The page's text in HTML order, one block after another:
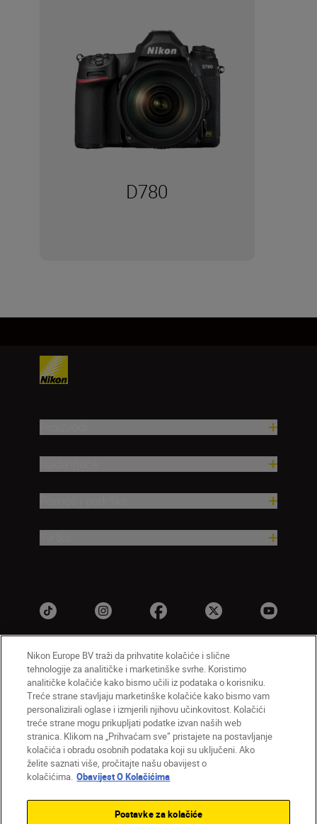
D780
HR Nikon Sites
Obratite nam se
Obavijest o zaštiti privatnosti
Uvjeti upotrebe
Obavijest o kolačićima
Postavke kolačića
© 2026 Nikon
Back to top
Nikon Europe BV traži da prihvatite kolačiće i slične
tehnologije za analitičke i marketinške svrhe. Koristimo
analitičke kolačiće kako bismo učili iz podataka o korisniku.
Treće strane stavljaju marketinške kolačiće kako bismo vam
personalizirali oglase i izmjerili njihovu učinkovitost. Kolačići
treće strane mogu prikupljati podatke izvan naših web
stranica. Klikom na „Prihvaćam sve” pristajete na postavljanje
kolačića i obradu osobnih podataka koji su uključeni. Ako
želite saznati više, pročitajte našu obavijest o
kolačićima. Obavijest O Kolačićima
Postavke za kolačiće